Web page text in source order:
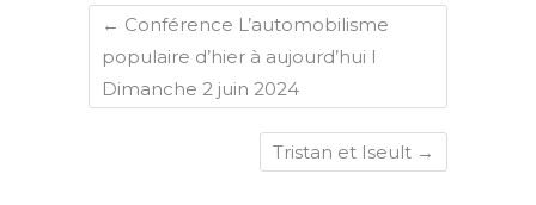
← Conférence L’automobilisme
populaire d’hier à aujourd’hui I
Dimanche 2 juin 2024
Tristan et Iseult →